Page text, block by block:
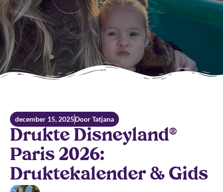
december 15, 2025Door Tatjana
Drukte Disneyland®
Paris 2026:
Druktekalender & Gids